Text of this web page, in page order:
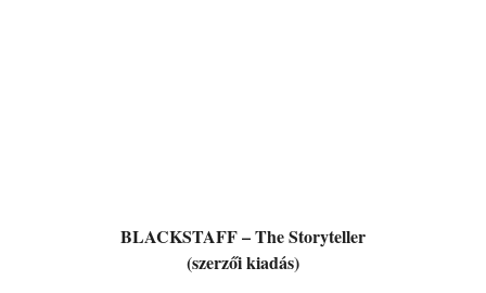
BLACKSTAFF – The Storyteller
(szerzői kiadás)